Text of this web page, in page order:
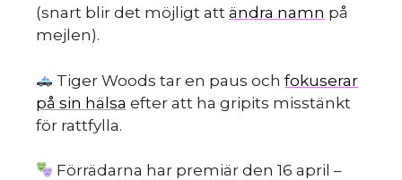
(snart blir det möjligt att ändra namn på
mejlen).
Tiger Woods tar en paus ochfokuserar
på sin hälsa efter att ha gripits misstänkt
för rattfylla.
Förrädarna har premiär den 16 april –